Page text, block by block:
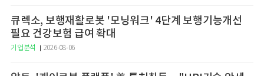
큐렉소, 보행재활로봇 '모닝워크' 4단계 보행기능개선
필요 건강보험 급여 확대
기업분석 2026-08-06